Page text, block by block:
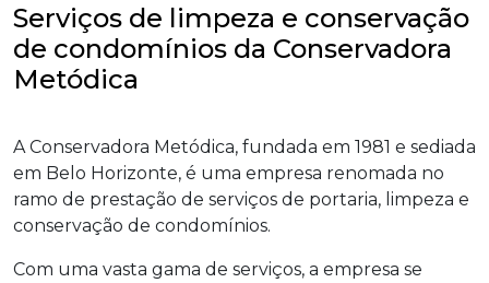
Serviços de limpeza e conservação
de condomínios da Conservadora
Metódica
A Conservadora Metódica, fundada em 1981 e sediada
em Belo Horizonte, é uma empresa renomada no
ramo de prestação de serviços de portaria, limpeza e
conservação de condomínios.
Com uma vasta gama de serviços, a empresa se